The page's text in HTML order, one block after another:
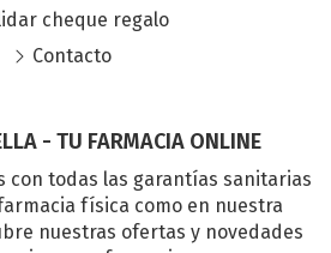
- TU FARMACIA ONLINE
con todas las garantías sanitarias
física como en nuestra
nuestras ofertas y novedades
cheque regalo
Contacto